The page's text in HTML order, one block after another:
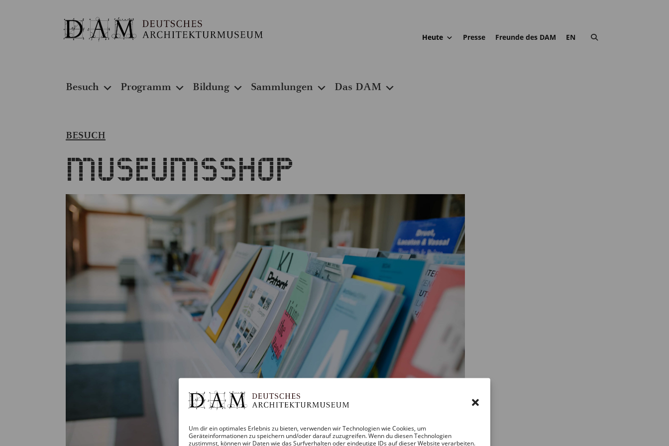
Um dir ein optimales Erlebnis zu bieten, verwenden wir Technologien wie Cookies, um
Geräteinformationen zu speichern und/oder darauf zuzugreifen. Wenn du diesen Technologien
zustimmst, können wir Daten wie das Surfverhalten oder eindeutige IDs auf dieser Website verarbeiten.
Heute Presse Freunde des DAM EN
Besuch Programm Bildung Sammlungen Das DAM
BESUCH
Museumsshop